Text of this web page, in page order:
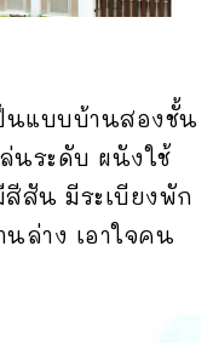
นแบบบ้านสองชั้น
นระดับ ผนังใช้
สัน มีระเบียงพัก
ล่าง เอาใจคน